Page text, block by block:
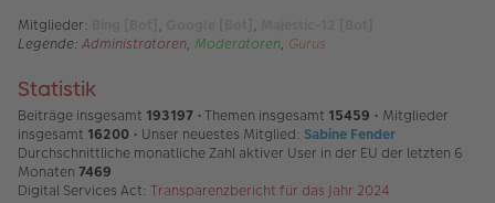
Mitglieder:
, ,
Legende: Administratoren, Moderatoren, Gurus
Statistik
Beiträge insgesamt 193197 • Themen insgesamt 15459 • Mitglieder
insgesamt 16200 • Unser neuestes Mitglied: Sabine Fender
Durchschnittliche monatliche Zahl aktiver User in der EU der letzten 6
Monaten 7469
Digital Services Act: Transparenzbericht für das Jahr 2024